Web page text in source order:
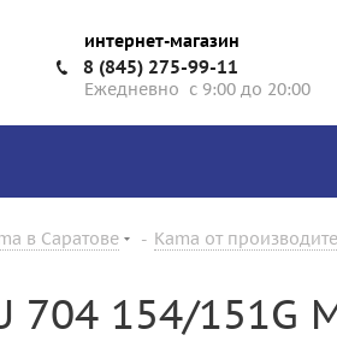
интернет-магазин
8 (845) 275-99-11
Ежедневно с 9:00 до 20:00
в Саратове - Kama от
154/151G